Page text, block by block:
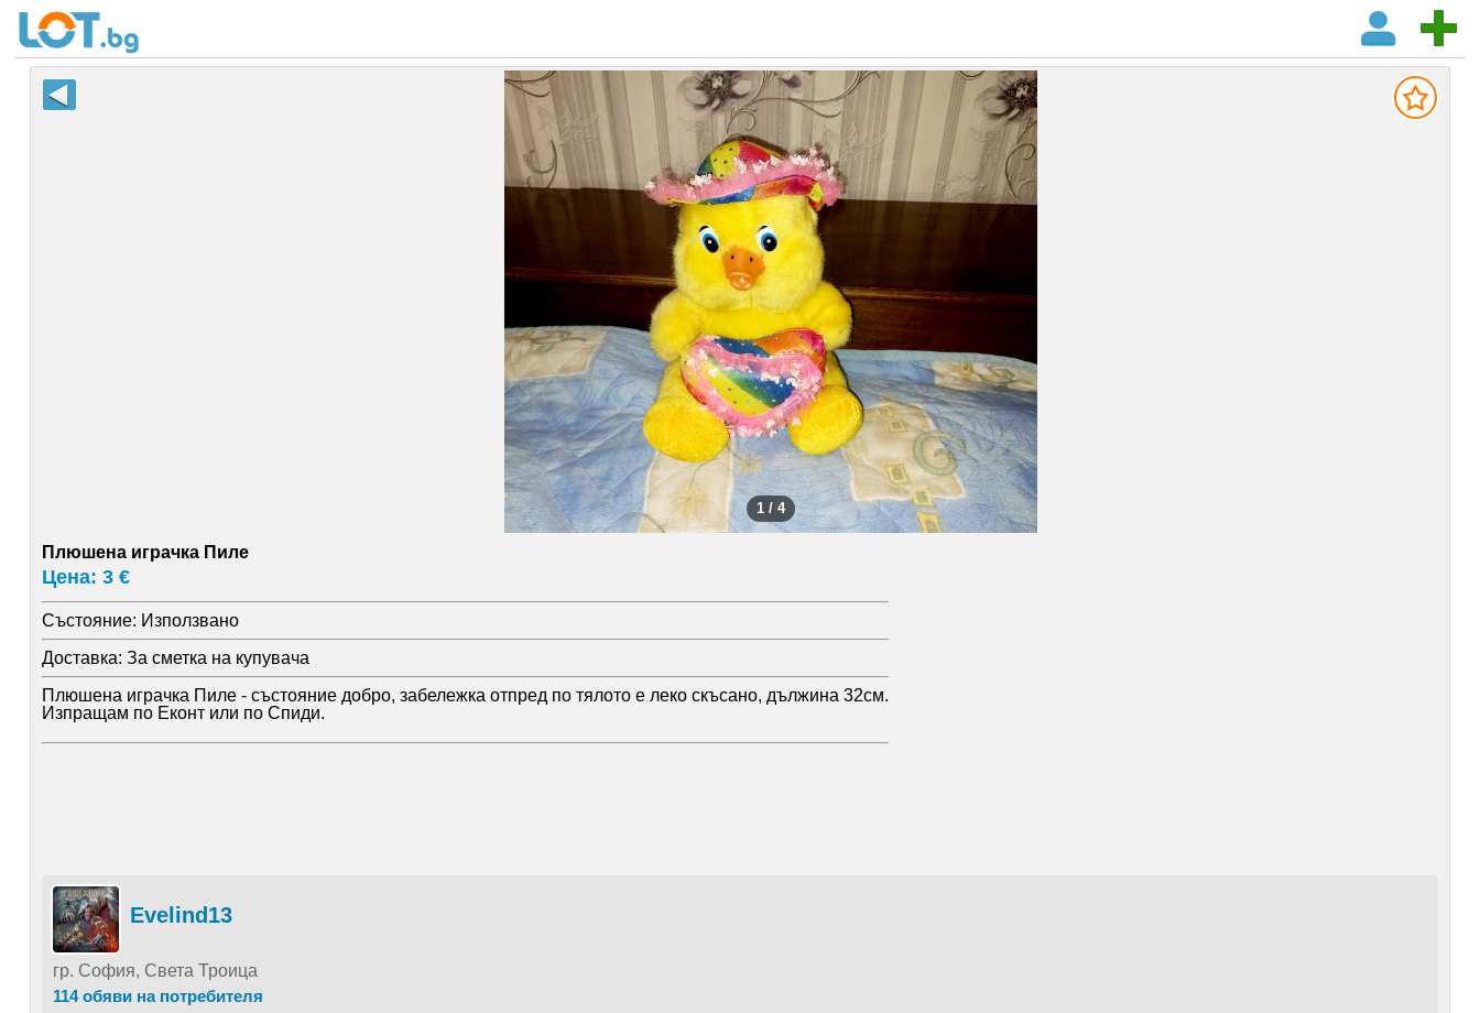
1 / 4
Плюшена играчка Пиле
Цена: 3 €
Състояние: Използвано
Доставка: За сметка на купувача
Плюшена играчка Пиле - състояние добро, забележка отпред по тялото е леко скъсано, дължина 32см.
Изпращам по Еконт или по Спиди.
Evelind13
гр. София, Света Троица
114 обяви на потребителя